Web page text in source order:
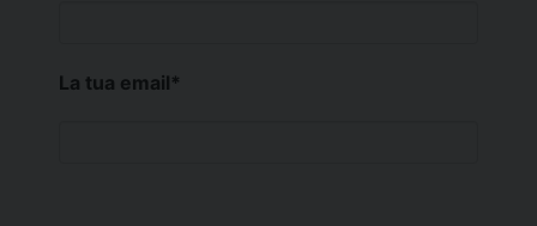
La tua email*